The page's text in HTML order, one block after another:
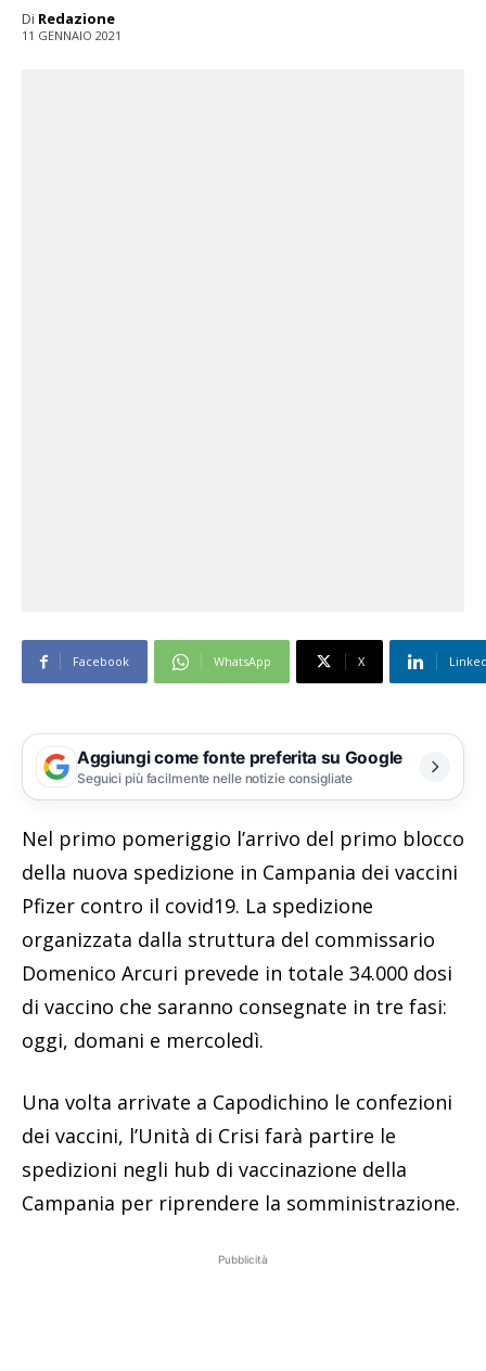
Di Redazione
11 GENNAIO 2021
Facebook WhatsApp X
Aggiungi come fonte preferita su Google
Seguici più facilmente nelle notizie consigliate
Nel primo pomeriggio l’arrivo del primo blocco
della nuova spedizione in Campania dei vaccini
Pfizer contro il covid19. La spedizione
organizzata dalla struttura del commissario
Domenico Arcuri prevede in totale 34.000 dosi
di vaccino che saranno consegnate in tre fasi:
oggi, domani e mercoledì.
Una volta arrivate a Capodichino le confezioni
dei vaccini, l’Unità di Crisi farà partire le
spedizioni negli hub di vaccinazione della
Campania per riprendere la somministrazione.
Pubblicità